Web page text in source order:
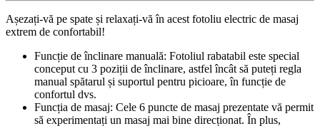
Așezați-vă pe spate și relaxați-vă în acest fotoliu electric de masaj
extrem de confortabil!
Funcție de înclinare manuală: Fotoliul rabatabil este special
conceput cu 3 poziții de înclinare, astfel încât să puteți regla
manual spătarul și suportul pentru picioare, în funcție de
confortul dvs.
Funcția de masaj: Cele 6 puncte de masaj prezentate vă permit
să experimentați un masaj mai bine direcționat. În plus,